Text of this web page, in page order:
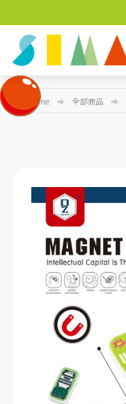
Home 全部商品